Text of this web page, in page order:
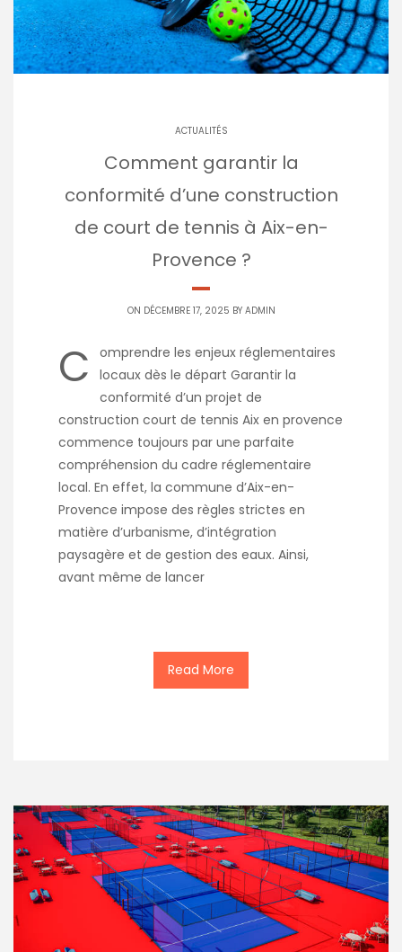
ACTUALITÉS
Comment garantir la
conformité d’une construction
de court de tennis à Aix-en-
Provence ?
ON DÉCEMBRE 17, 2025 BY ADMIN
C
omprendre les enjeux réglementaires
locaux dès le départ Garantir la
conformité d’un projet de
construction court de tennis Aix en provence
commence toujours par une parfaite
compréhension du cadre réglementaire
local. En effet, la commune d’Aix-en-
Provence impose des règles strictes en
matière d’urbanisme, d’intégration
paysagère et de gestion des eaux. Ainsi,
avant même de lancer
Read More